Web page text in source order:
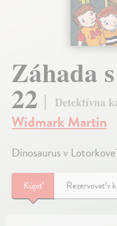
Záhada
22 Detektívna
Widmark Martin
Dinosaurus v
Kúpiť Rezervovať v